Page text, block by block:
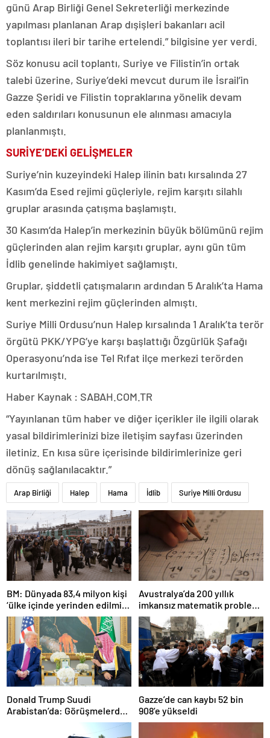
günü Arap Birliği Genel Sekreterliği merkezinde
yapılması planlanan Arap dışişleri bakanları acil
toplantısı ileri bir tarihe ertelendi.” bilgisine yer verdi.
Söz konusu acil toplantı, Suriye ve Filistin’in ortak
talebi üzerine, Suriye’deki mevcut durum ile İsrail’in
Gazze Şeridi ve Filistin topraklarına yönelik devam
eden saldırıları konusunun ele alınması amacıyla
planlanmıştı.
⁠SURİYE’DEKİ GELİŞMELER
Suriye’nin kuzeyindeki Halep ilinin batı kırsalında 27
Kasım’da Esed rejimi güçleriyle, rejim karşıtı silahlı
gruplar arasında çatışma başlamıştı.
30 Kasım’da Halep’in merkezinin büyük bölümünü rejim
güçlerinden alan rejim karşıtı gruplar, aynı gün tüm
İdlib genelinde hakimiyet sağlamıştı.
Gruplar, şiddetli çatışmaların ardından 5 Aralık’ta Hama
kent merkezini rejim güçlerinden almıştı.
Suriye Milli Ordusu’nun Halep kırsalında 1 Aralık’ta terör
örgütü PKK/YPG’ye karşı başlattığı Özgürlük Şafağı
Operasyonu’nda ise Tel Rıfat ilçe merkezi terörden
kurtarılmıştı.
Haber Kaynak : SABAH.COM.TR
“Yayınlanan tüm haber ve diğer içerikler ile ilgili olarak
yasal bildirimlerinizi bize iletişim sayfası üzerinden
iletiniz. En kısa süre içerisinde bildirimlerinize geri
dönüş sağlanılacaktır.”
Arap Birliği Halep Hama İdlib Suriye Milli Ordusu
BM: Dünyada 83,4 milyon kişi
‘ülke içinde yerinden edilmiş’
olarak yaşıyor
Avustralya’da 200 yıllık
imkansız matematik problemi
çözüldü
Donald Trump Suudi
Arabistan’da: Görüşmelerde
Gazze’de can kaybı 52 bin
908’e yükseldi